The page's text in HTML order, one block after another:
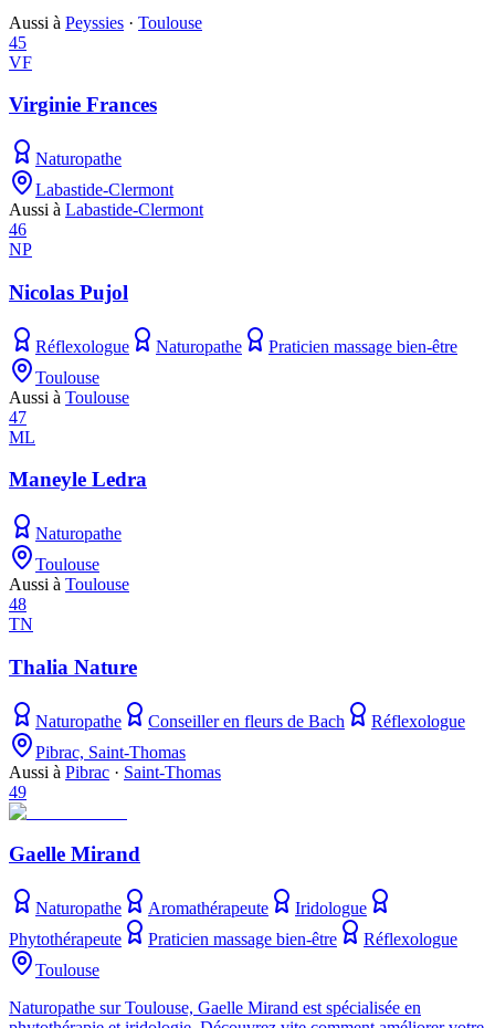
Aussi à Peyssies · Toulouse
45
VF
Virginie Frances
Naturopathe
Labastide-Clermont
Aussi à Labastide-Clermont
46
NP
Nicolas Pujol
Réflexologue Naturopathe
Praticien massage bien-être
Toulouse
Aussi à Toulouse
47
ML
Maneyle Ledra
Naturopathe
Toulouse
Aussi à Toulouse
48
TN
Thalia Nature
Naturopathe Conseiller en fleurs de Bach
Réflexologue
Pibrac, Saint-Thomas
Aussi à Pibrac · Saint-Thomas
49
Gaelle Mirand
Naturopathe Aromathérapeute
Iridologue
Phytothérapeute
Praticien massage bien-être
Réflexologue
Toulouse
Naturopathe sur Toulouse, Gaelle Mirand est spécialisée en